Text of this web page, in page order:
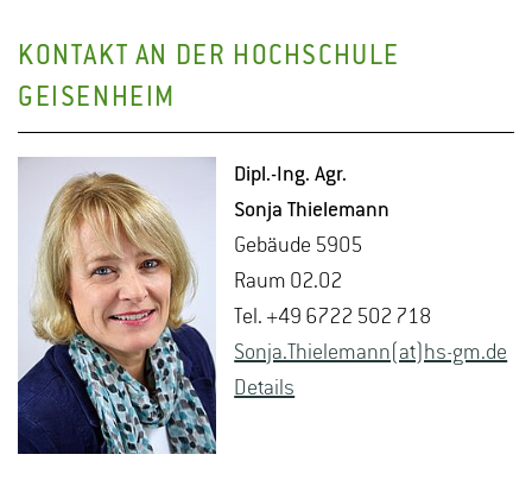
KONTAKT AN DER HOCHSCHULE
GEISENHEIM
Dipl.-Ing. Agr.
Sonja Thiele­mann
Ge­bäu­de 5905
Raum 02.02
Tel. +49 6722 502 718
Sonja.​Thiele­mann(at)hs-​gm.​de
De­tails